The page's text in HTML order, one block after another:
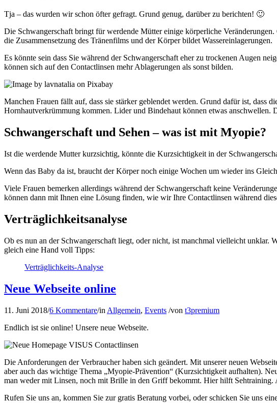
Tja – das wurden wir schon öfter gefragt. Grund genug, darüber zu berichten! 🙂
Die Schwangerschaft bringt für werdende Mütter einige körperliche
die Zusammensetzung des Tränenfilms und der Körper bildet Wassereinlagerungen.
Es könnte sein dass Sie während der Schwangerschaft eher zu trockenen Augen
können sich auf den Contactlinsen mehr Ablagerungen als sonst bilden.
Manchen Frauen fällt auf, dass sie stärker geblendet werden. Grund dafür ist, dass
Hornhautverkrümmung kommen. Lider und Bindehaut können etwas anschwellen.
Schwangerschaft und Sehen – was ist mit Myopie?
Ist die werdende Mutter kurzsichtig, könnte die Kurzsichtigkeit in der
Wenn das Baby da ist, braucht der Körper noch einige Wochen um wieder ins
Viele Frauen bemerken allerdings während der Schwangerschaft keine
können dann mit Ihnen eine Lösung finden, wie wir Ihre Contactlinsen während
Verträglichkeitsanalyse
Ob es nun an der Schwangerschaft liegt, oder nicht, ist manchmal vielleicht unklar.
gleich eine Hand voll Tipps:
Verträglichkeits-Analyse
Neue Webseite online
11. Juni 2018/6 Kommentare/in Allgemein, Events /von t3premium
Endlich ist sie online! Unsere neue Webseite.
Die Anforderungen der Verbraucher haben sich geändert. Mit unserer neuen
aber auch das wichtige Thema „Myopie-Prävention“ (Kurzsichtigkeit aufhalten).
man weder mit Linsen, noch mit Brille in den Griff bekommt. Hier hilft Sehtraining.
Rufen Sie uns an, kommen Sie zur gratis Beratung vorbei, oder schicken Sie uns